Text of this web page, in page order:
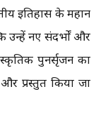
इतिहास के महान
उन्हें नए संदर्भों और
पुनर्सृजन का
प्रस्तुत किया जा